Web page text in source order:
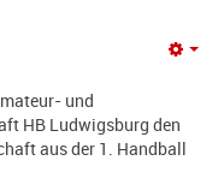
und
HB Ludwigsburg den
aus der 1. Handball